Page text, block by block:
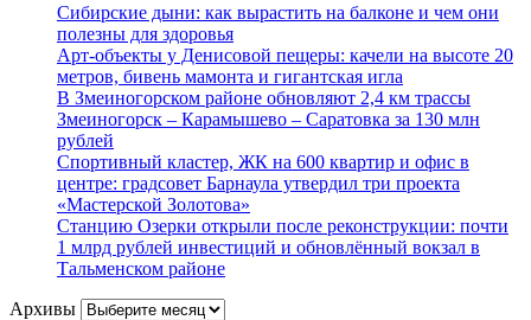
Сибирские дыни: как вырастить на балконе и чем они
полезны для здоровья
Арт-объекты у Денисовой пещеры: качели на высоте 20
метров, бивень мамонта и гигантская игла
В Змеиногорском районе обновляют 2,4 км трассы
Змеиногорск – Карамышево – Саратовка за 130 млн
рублей
Спортивный кластер, ЖК на 600 квартир и офис в
центре: градсовет Барнаула утвердил три проекта
«Мастерской Золотова»
Станцию Озерки открыли после реконструкции: почти
1 млрд рублей инвестиций и обновлённый вокзал в
Тальменском районе
Архивы Архивы